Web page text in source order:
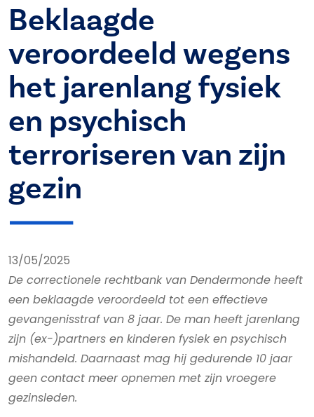
Beklaagde
veroordeeld wegens
het jarenlang fysiek
en psychisch
terroriseren van zijn
gezin
13/05/2025
De correctionele rechtbank van Dendermonde heeft
een beklaagde veroordeeld tot een effectieve
gevangenisstraf van 8 jaar. De man heeft jarenlang
zijn (ex-)partners en kinderen fysiek en psychisch
mishandeld. Daarnaast mag hij gedurende 10 jaar
geen contact meer opnemen met zijn vroegere
gezinsleden.